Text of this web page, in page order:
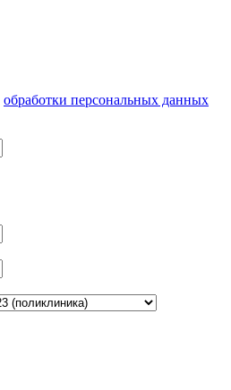
обработки персональных данных